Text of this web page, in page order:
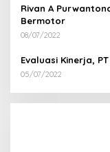
Rivan A
Bermotor
08/07/2022
Evaluasi Kinerja,
05/07/2022